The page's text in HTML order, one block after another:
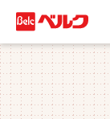
ン
コ
ン
テ
ン